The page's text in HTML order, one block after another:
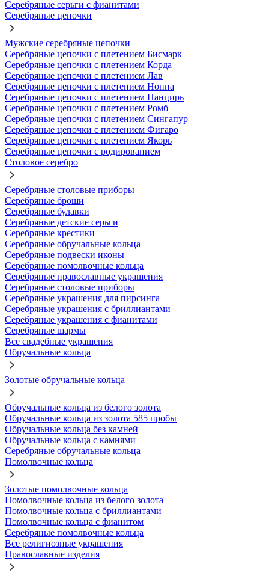
Серебряные серьги с фианитами
Серебряные цепочки
Мужские серебряные цепочки
Серебряные цепочки с плетением Бисмарк
Серебряные цепочки с плетением Корда
Серебряные цепочки с плетением Лав
Серебряные цепочки с плетением Нонна
Серебряные цепочки с плетением Панцирь
Серебряные цепочки с плетением Ромб
Серебряные цепочки с плетением Сингапур
Серебряные цепочки с плетением Фигаро
Серебряные цепочки с плетением Якорь
Серебряные цепочки с родированием
Столовое серебро
Серебряные столовые приборы
Серебряные броши
Серебряные булавки
Серебряные детские серьги
Серебряные крестики
Серебряные обручальные кольца
Серебряные подвески иконы
Серебряные помолвочные кольца
Серебряные православные украшения
Серебряные столовые приборы
Серебряные украшения для пирсинга
Серебряные украшения с бриллиантами
Серебряные украшения с фианитами
Серебряные шармы
Все свадебные украшения
Обручальные кольца
Золотые обручальные кольца
Обручальные кольца из белого золота
Обручальные кольца из золота 585 пробы
Обручальные кольца без камней
Обручальные кольца с камнями
Серебряные обручальные кольца
Помолвочные кольца
Золотые помолвочные кольца
Помолвочные кольца из белого золота
Помолвочные кольца с бриллиантами
Помолвочные кольца с фианитом
Серебряные помолвочные кольца
Все религиозные украшения
Православные изделия